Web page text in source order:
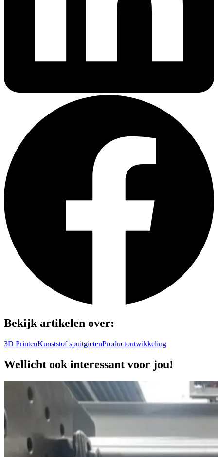
Bekijk artikelen over:
3D PrintenKunststof spuitgietenProductontwikkeling
Wellicht ook interessant voor jou!